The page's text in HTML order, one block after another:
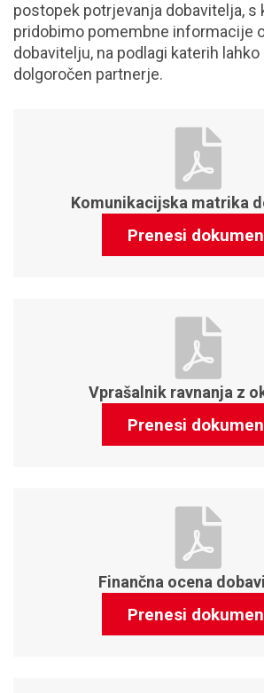
postopek potrjevanja dobavitelja, s
pridobimo pomembne informacije
dobavitelju, na podlagi katerih
dolgoročen partnerje.
Komunikacijska matrika
Prenesi
Vprašalnik ravnanja z
Prenesi
Finančna ocena
Prenesi